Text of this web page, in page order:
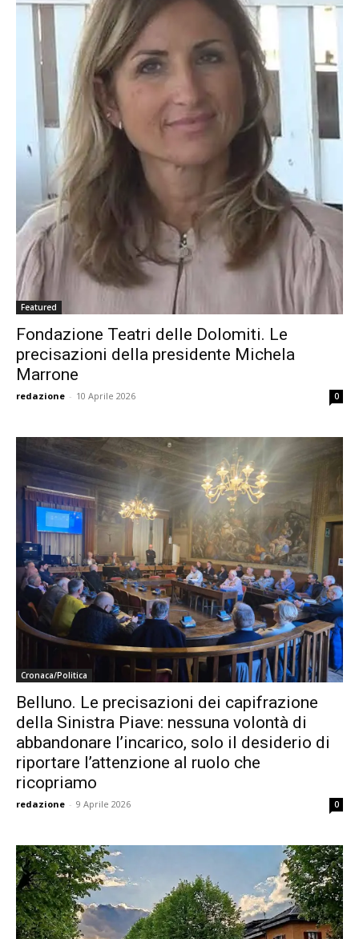
Featured
Fondazione Teatri delle Dolomiti. Le
precisazioni della presidente Michela
Marrone
redazione - 10 Aprile 2026 0
Cronaca/Politica
Belluno. Le precisazioni dei capifrazione
della Sinistra Piave: nessuna volontà di
abbandonare l’incarico, solo il desiderio di
riportare l’attenzione al ruolo che
ricopriamo
redazione - 9 Aprile 2026 0